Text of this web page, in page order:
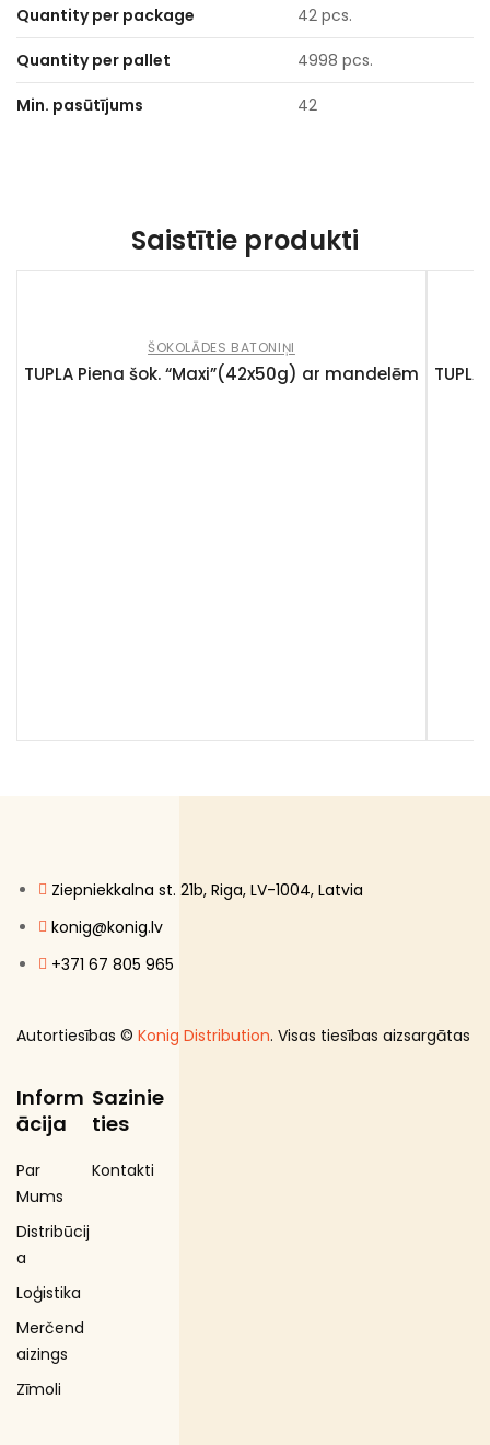
Quantity per package 42 pcs.
Quantity per pallet 4998 pcs.
Min. pasūtījums 42
Saistītie produkti
ŠOKOLĀDES BATONIŅI
TUPLA Piena šok. “Maxi”(42x50g) ar mandelēm
Ziepniekkalna st. 21b, Riga, LV-1004, Latvia
konig@konig.lv
+371 67 805 965
Autortiesības © Konig Distribution. Visas tiesības aizsargātas
Inform
ācija
Par
Mums
Distribūcij
a
Loģistika
Merčend
aizings
Zīmoli
Sazinie
ties
Kontakti